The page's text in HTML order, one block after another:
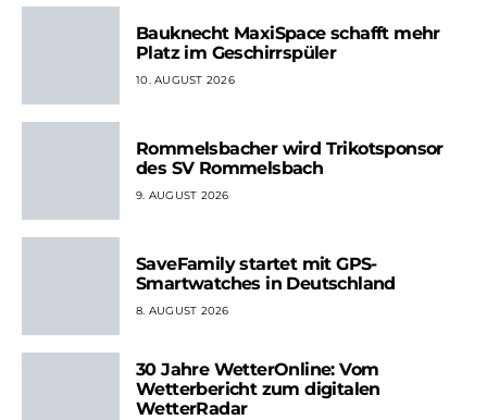
Bauknecht MaxiSpace schafft mehr
Platz im Geschirrspüler
10. AUGUST 2026
Rommelsbacher wird Trikotsponsor
des SV Rommelsbach
9. AUGUST 2026
SaveFamily startet mit GPS-
Smartwatches in Deutschland
8. AUGUST 2026
30 Jahre WetterOnline: Vom
Wetterbericht zum digitalen
WetterRadar